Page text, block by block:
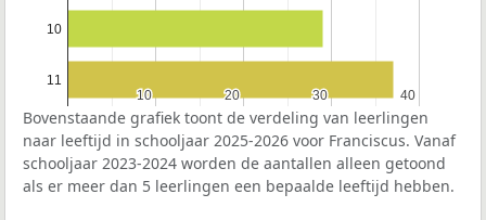
10
10 20
20 30
30 40
40
10
11
Bovenstaande grafiek toont de verdeling van leerlingen
naar leeftijd in schooljaar 2025-2026 voor Franciscus. Vanaf
schooljaar 2023-2024 worden de aantallen alleen getoond
als er meer dan 5 leerlingen een bepaalde leeftijd hebben.